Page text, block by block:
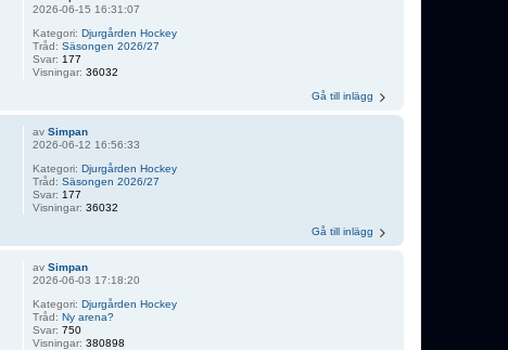
2026-06-15 16:31:07
Kategori:Djurgården Hockey
Tråd:Säsongen 2026/27
Svar: 177
Visningar:36032
Gå till inlägg
avSimpan
2026-06-12 16:56:33
Kategori:Djurgården Hockey
Tråd:Säsongen 2026/27
Svar: 177
Visningar:36032
Gå till inlägg
avSimpan
2026-06-03 17:18:20
Kategori:Djurgården Hockey
Tråd:Ny arena?
Svar:750
Visningar:380898